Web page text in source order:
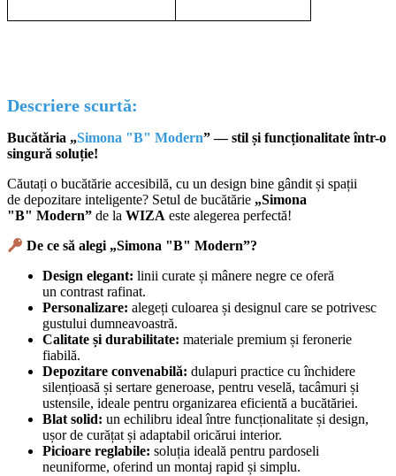
Descriere scurtă:
Bucătăria „Simona "B" Modern” — stil și funcționalitate într-o
singură soluție!
Căutați o bucătărie accesibilă, cu un design bine gândit și spații
de depozitare inteligente? Setul de bucătărie „Simona
"B" Modern” de la WIZA este alegerea perfectă!
De ce să alegi „Simona "B" Modern”?
Design elegant: linii curate și mânere negre ce oferă
un contrast rafinat.
Personalizare: alegeți culoarea și designul care se potrivesc
gustului dumneavoastră.
Calitate și durabilitate: materiale premium și feronerie
fiabilă.
Depozitare convenabilă: dulapuri practice cu închidere
silențioasă și sertare generoase, pentru veselă, tacâmuri și
ustensile, ideale pentru organizarea eficientă a bucătăriei.
Blat solid: un echilibru ideal între funcționalitate și design,
ușor de curățat și adaptabil oricărui interior.
Picioare reglabile: soluția ideală pentru pardoseli
neuniforme, oferind un montaj rapid și simplu.